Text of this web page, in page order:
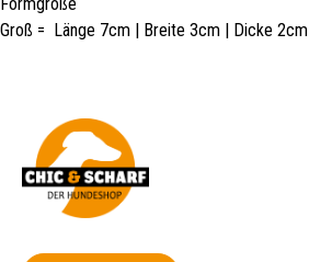
Groß = Länge 7cm | Breite 3cm | Dicke 2cm